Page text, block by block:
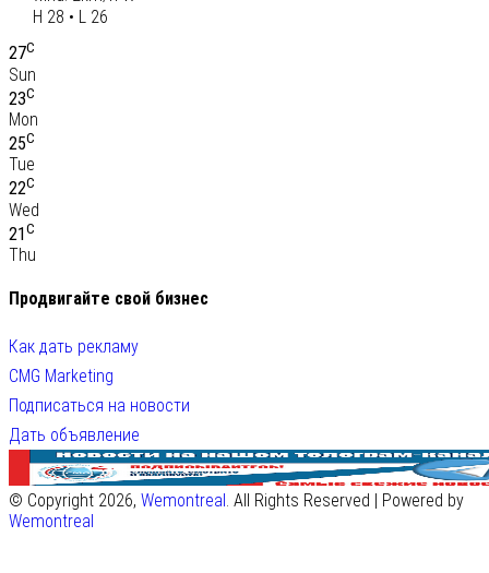
H 28 • L 26
27C
Sun
23C
Mon
25C
Tue
22C
Wed
21C
Thu
Продвигайте свой бизнес
Как дать рекламу
CMG Marketing
Подписаться на новости
Дать объявление
© Copyright 2026, Wemontreal . All Rights Reserved | Powered by
Wemontreal